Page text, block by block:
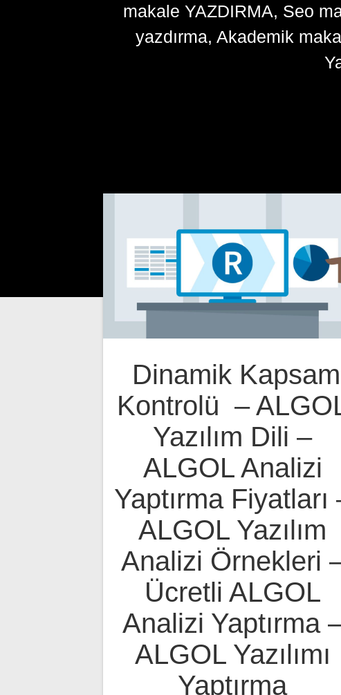
makale YAZDIRMA, Seo
yazdırma, Akademik
Dinamik Kapsam
Kontrolü –
Yazılım Dili –
ALGOL Analizi
Yaptırma Fiyatları
ALGOL Yazılım
Analizi Örnekleri
Ücretli ALGOL
Analizi Yaptırma
ALGOL Yazılımı
Yaptırma